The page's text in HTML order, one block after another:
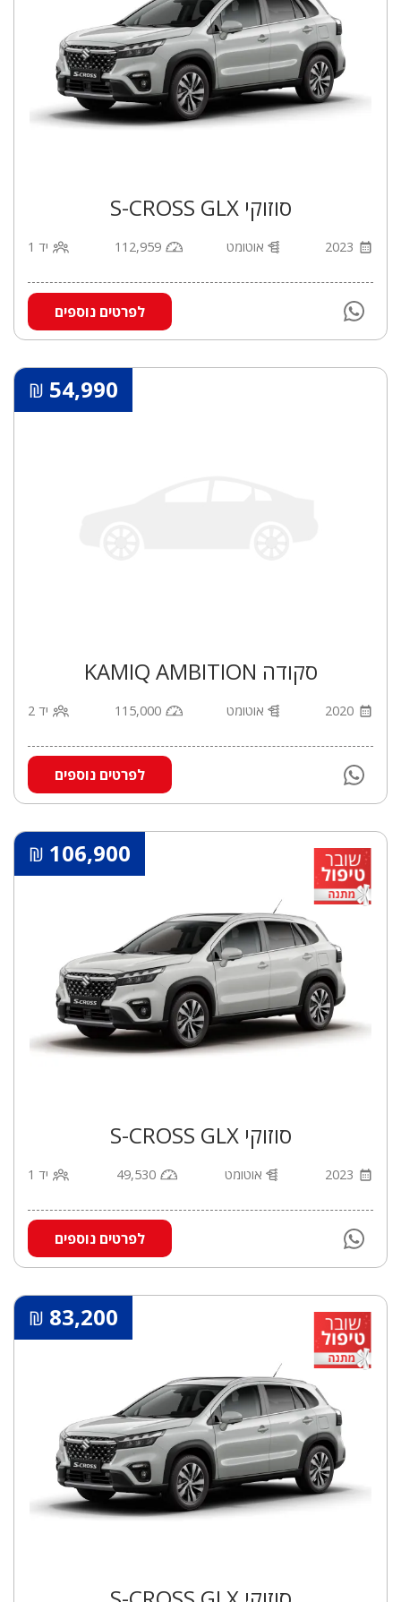
סוזוקי S-CROSS GLX
2023 אוטומט 112,959 יד 1
לפרטים נוספים
54,990
₪
סקודה KAMIQ AMBITION
2020 אוטומט 115,000 יד 2
לפרטים נוספים
106,900
₪
סוזוקי S-CROSS GLX
2023 אוטומט 49,530 יד 1
לפרטים נוספים
83,200
₪